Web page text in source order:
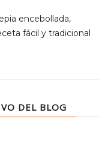
encebollada,
fácil y tradicional
DEL BLOG